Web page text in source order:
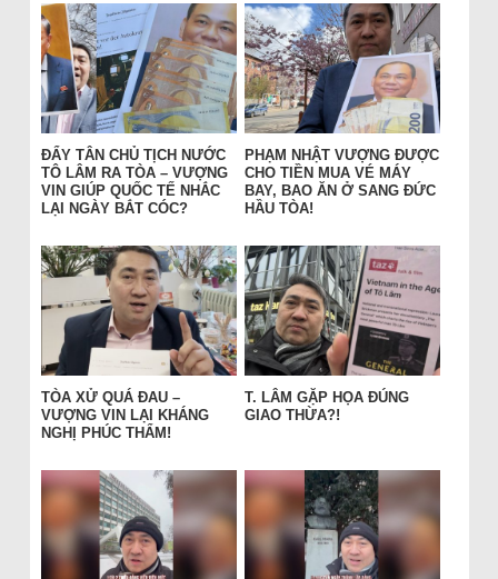
ĐẨY TÂN CHỦ TỊCH NƯỚC
TÔ LÂM RA TÒA – VƯỢNG
VIN GIÚP QUỐC TẾ NHẮC
LẠI NGÀY BẮT CÓC?
PHẠM NHẬT VƯỢNG ĐƯỢC
CHO TIỀN MUA VÉ MÁY
BAY, BAO ĂN Ở SANG ĐỨC
HẦU TÒA!
TÒA XỬ QUÁ ĐAU –
VƯỢNG VIN LẠI KHÁNG
NGHỊ PHÚC THẨM!
T. LÂM GẶP HỌA ĐÚNG
GIAO THỪA?!